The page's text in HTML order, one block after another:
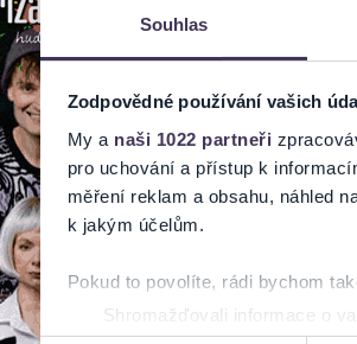
Souhlas
Zodpovědné používání vašich
My a naši 1022 partneři
pro uchování a přístup k
měření reklam a obsahu, náhled
k jakým účelům.
Pokud to povolíte, rádi bychom
Shromažďovali informace o